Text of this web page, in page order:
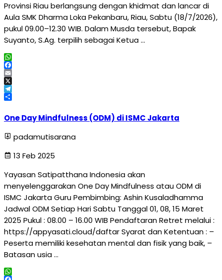
Provinsi Riau berlangsung dengan khidmat dan lancar di
Aula SMK Dharma Loka Pekanbaru, Riau, Sabtu (18/7/2026),
pukul 09.00–12.30 WIB. Dalam Musda tersebut, Bapak
Suyanto, S.Ag. terpilih sebagai Ketua …
WhatsApp
Facebook
Email
X
Telegram
One Day Mindfulness (ODM) di ISMC Jakarta
padamutisarana
13 Feb 2025
Yayasan Satipatthana Indonesia akan
menyelenggarakan One Day Mindfulness atau ODM di
ISMC Jakarta Guru Pembimbing: Ashin Kusaladhamma
Jadwal ODM Setiap Hari Sabtu Tanggal 01, 08, 15 Maret
2025 Pukul : 08.00 – 16.00 WIB Pendaftaran Retret melalui :
https://appyasati.cloud/daftar Syarat dan Ketentuan : –
Peserta memiliki kesehatan mental dan fisik yang baik, –
Batasan usia …